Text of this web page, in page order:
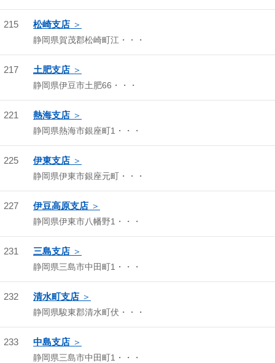
215 松崎支店
静岡県賀茂郡松崎町江・・・
217 土肥支店
静岡県伊豆市土肥66・・・
221 熱海支店
静岡県熱海市銀座町1・・・
225 伊東支店
静岡県伊東市銀座元町・・・
227 伊豆高原支店
静岡県伊東市八幡野1・・・
231 三島支店
静岡県三島市中田町1・・・
232 清水町支店
静岡県駿東郡清水町伏・・・
233 中島支店
静岡県三島市中田町1・・・